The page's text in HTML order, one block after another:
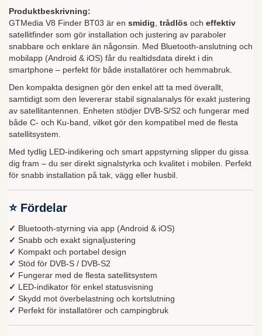
Produktbeskrivning:
GTMedia V8 Finder BT03 är en smidig, trådlös och effektiv
satellitfinder som gör installation och justering av paraboler
snabbare och enklare än någonsin. Med Bluetooth-anslutning och
mobilapp (Android & iOS) får du realtidsdata direkt i din
smartphone – perfekt för både installatörer och hemmabruk.
Den kompakta designen gör den enkel att ta med överallt,
samtidigt som den levererar stabil signalanalys för exakt justering
av satellitantennen. Enheten stödjer DVB-S/S2 och fungerar med
både C- och Ku-band, vilket gör den kompatibel med de flesta
satellitsystem.
Med tydlig LED-indikering och smart appstyrning slipper du gissa
dig fram – du ser direkt signalstyrka och kvalitet i mobilen. Perfekt
för snabb installation på tak, vägg eller husbil.
⭐ Fördelar
✓ Bluetooth-styrning via app (Android & iOS)
✓ Snabb och exakt signaljustering
✓ Kompakt och portabel design
✓ Stöd för DVB-S / DVB-S2
✓ Fungerar med de flesta satellitsystem
✓ LED-indikator för enkel statusvisning
✓ Skydd mot överbelastning och kortslutning
✓ Perfekt för installatörer och campingbruk